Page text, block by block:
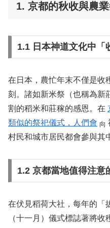
1. 京都的秋收與農
1.1 日本神道文化中「
在日本，農忙年末不僅是收
刻。諸如新米祭（也稱為新
割的稻米和莊稼的感恩。在
類似的祭祀儀式，人們會 向
村民和城市居民都會參與其
1.2 京都當地值得注意
在伏見稻荷大社，每年的「
（十一月）儀式標誌著將